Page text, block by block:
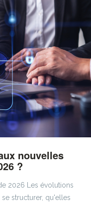
nouvelles
?
2026 Les évolutions
structurer, qu'elles